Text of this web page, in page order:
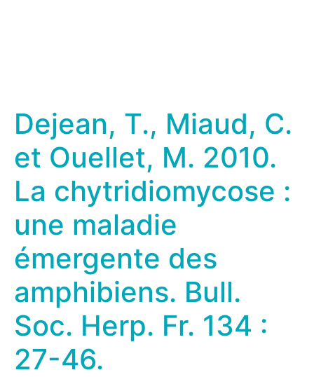
Dejean, T., Miaud, C.
et Ouellet, M. 2010.
La chytridiomycose :
une maladie
émergente des
amphibiens. Bull.
Soc. Herp. Fr. 134 :
27-46.